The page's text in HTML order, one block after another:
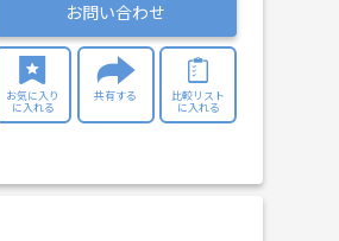
お問い合わせ
お気に入り
に入れる
共有する
比較リスト
に入れる